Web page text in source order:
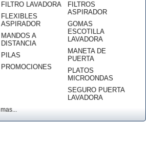
FILTRO LAVADORA
FLEXIBLES
ASPIRADOR
MANDOS A
DISTANCIA
PILAS
PROMOCIONES
FILTROS
ASPIRADOR
GOMAS
ESCOTILLA
LAVADORA
MANETA DE
PUERTA
PLATOS
MICROONDAS
SEGURO PUERTA
LAVADORA
mas...